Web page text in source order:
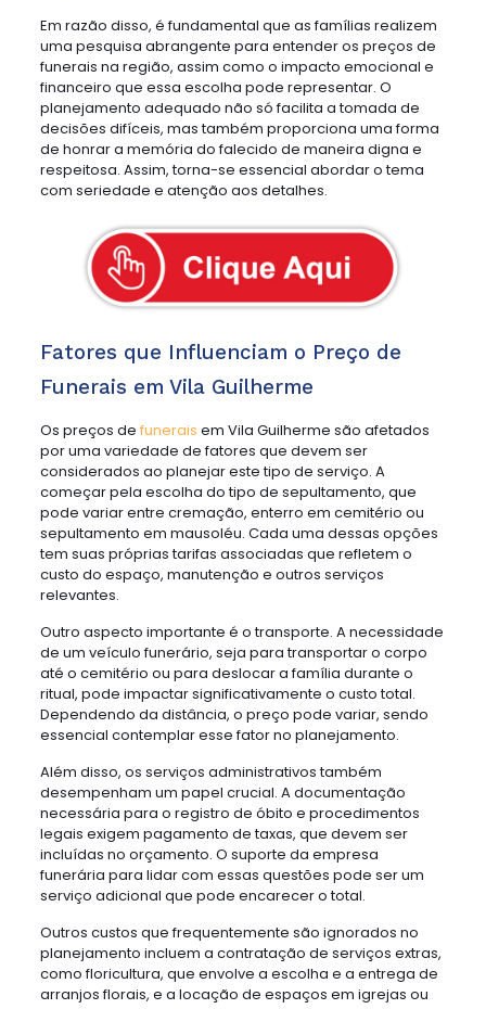
Em razão disso, é fundamental que as famílias realizem
uma pesquisa abrangente para entender os preços de
funerais na região, assim como o impacto emocional e
financeiro que essa escolha pode representar. O
planejamento adequado não só facilita a tomada de
decisões difíceis, mas também proporciona uma forma
de honrar a memória do falecido de maneira digna e
respeitosa. Assim, torna-se essencial abordar o tema
com seriedade e atenção aos detalhes.
Fatores que Influenciam o Preço de
Funerais em Vila Guilherme
Os preços de funerais em Vila Guilherme são afetados
por uma variedade de fatores que devem ser
considerados ao planejar este tipo de serviço. A
começar pela escolha do tipo de sepultamento, que
pode variar entre cremação, enterro em cemitério ou
sepultamento em mausoléu. Cada uma dessas opções
tem suas próprias tarifas associadas que refletem o
custo do espaço, manutenção e outros serviços
relevantes.
Outro aspecto importante é o transporte. A necessidade
de um veículo funerário, seja para transportar o corpo
até o cemitério ou para deslocar a família durante o
ritual, pode impactar significativamente o custo total.
Dependendo da distância, o preço pode variar, sendo
essencial contemplar esse fator no planejamento.
Além disso, os serviços administrativos também
desempenham um papel crucial. A documentação
necessária para o registro de óbito e procedimentos
legais exigem pagamento de taxas, que devem ser
incluídas no orçamento. O suporte da empresa
funerária para lidar com essas questões pode ser um
serviço adicional que pode encarecer o total.
Outros custos que frequentemente são ignorados no
planejamento incluem a contratação de serviços extras,
como floricultura, que envolve a escolha e a entrega de
arranjos florais, e a locação de espaços em igrejas ou